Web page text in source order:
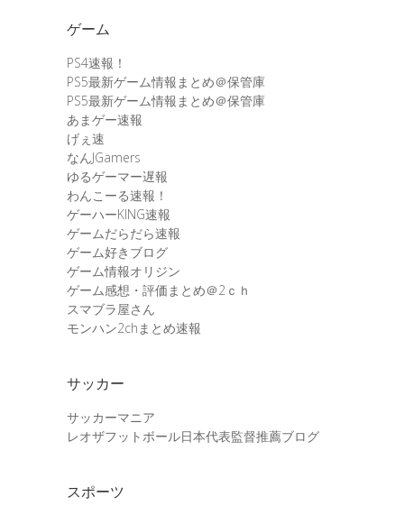
ゲーム
PS4速報！
PS5最新ゲーム情報まとめ＠保管庫
PS5最新ゲーム情報まとめ＠保管庫
あまゲー速報
げぇ速
なんJGamers
ゆるゲーマー遅報
わんこーる速報！
ゲーハーKING速報
ゲームだらだら速報
ゲーム好きブログ
ゲーム情報オリジン
ゲーム感想・評価まとめ＠2ｃｈ
スマブラ屋さん
モンハン2chまとめ速報
サッカー
サッカーマニア
レオザフットボール日本代表監督推薦ブログ
スポーツ